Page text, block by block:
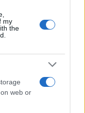
my
the
web or